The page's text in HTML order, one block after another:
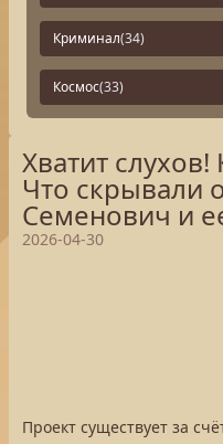
Криминал(34)
Космос(33)
Хватит
Что скрывали
Семенович и
2026-04-30
Проект существует за